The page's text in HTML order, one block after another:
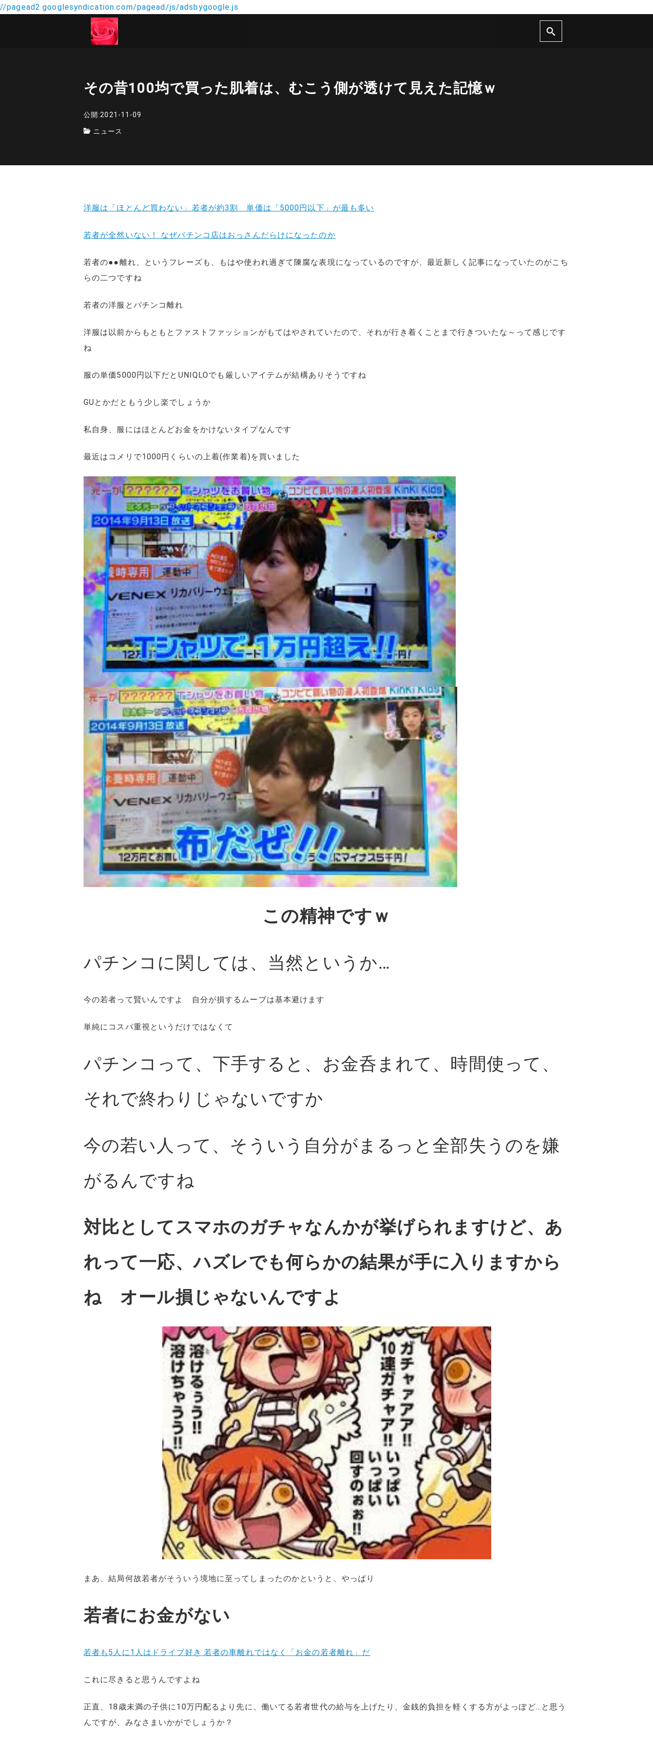
//pagead2.googlesyndication.com/pagead/js/adsbygoogle.js
その昔100均で買った肌着は、むこう側が透けて見えた記憶ｗ
公開:2021-11-09
ニュース
洋服は「ほとんど買わない」若者が約3割 単価は「5000円以下」が最も多い
若者が全然いない！ なぜパチンコ店はおっさんだらけになったのか
若者の●●離れ、というフレーズも、もはや使われ過ぎて陳腐な表現になっているのですが、最近新しく記事になっていたのがこち
らの二つですね
若者の洋服とパチンコ離れ
洋服は以前からもともとファストファッションがもてはやされていたので、それが行き着くことまで行きついたな～って感じです
ね
服の単価5000円以下だとUNIQLOでも厳しいアイテムが結構ありそうですね
GUとかだともう少し楽でしょうか
私自身、服にはほとんどお金をかけないタイプなんです
最近はコメリで1000円くらいの上着(作業着)を買いました
この精神ですｗ
パチンコに関しては、当然というか…
今の若者って賢いんですよ 自分が損するムーブは基本避けます
単純にコスパ重視というだけではなくて
パチンコって、下手すると、お金呑まれて、時間使って、
それで終わりじゃないですか
今の若い人って、そういう自分がまるっと全部失うのを嫌
がるんですね
対比としてスマホのガチャなんかが挙げられますけど、あ
れって一応、ハズレでも何らかの結果が手に入りますから
ね オール損じゃないんですよ
まあ、結局何故若者がそういう境地に至ってしまったのかというと、やっぱり
若者にお金がない
若者も5人に1人はドライブ好き 若者の車離れではなく「お金の若者離れ」だ
これに尽きると思うんですよね
正直、18歳未満の子供に10万円配るより先に、働いてる若者世代の給与を上げたり、金銭的負担を軽くする方がよっぽど…と思う
んですが、みなさまいかがでしょうか？